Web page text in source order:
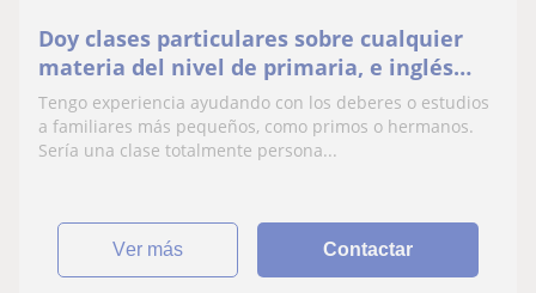
Doy clases particulares sobre cualquier
materia del nivel de primaria, e inglés
para niveles superiores
Tengo experiencia ayudando con los deberes o estudios
a familiares más pequeños, como primos o hermanos.
Sería una clase totalmente persona...
ver más Contactar